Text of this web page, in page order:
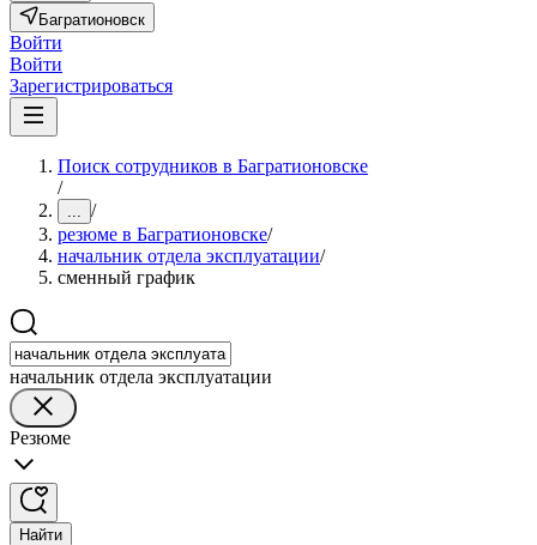
Багратионовск
Войти
Войти
Зарегистрироваться
Поиск сотрудников в Багратионовске
/
... /
резюме в Багратионовске/
начальник отдела эксплуатации/
сменный график
начальник отдела эксплуатации
Резюме
Найти